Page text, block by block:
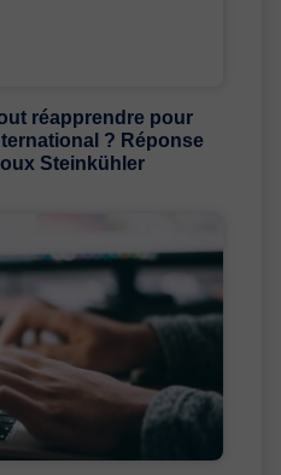
réapprendre pour
? Réponse
Steinkühler